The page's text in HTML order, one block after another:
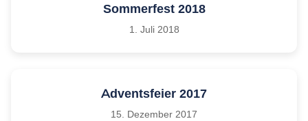
Sommerfest 2018
1. Juli 2018
Adventsfeier 2017
15. Dezember 2017